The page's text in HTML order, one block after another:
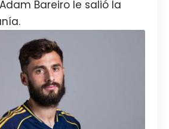
Bareiro le salió la